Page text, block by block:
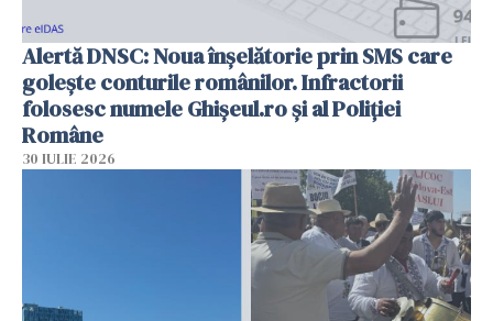
Alertă DNSC: Noua înșelătorie prin SMS care
golește conturile românilor. Infractorii
folosesc numele Ghișeul.ro și al Poliției
Române
30 IULIE 2026